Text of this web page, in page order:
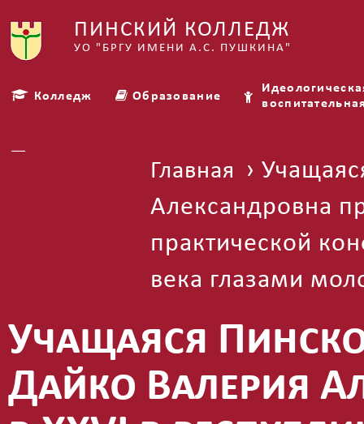
ПИНСКИЙ КОЛЛЕДЖ
УО "БРГУ ИМЕНИ А.С. ПУШКИНА"
Колледж Образование
Главная
›
Александровна
практической
века глазами
Учащаяся
Дайко Валерия